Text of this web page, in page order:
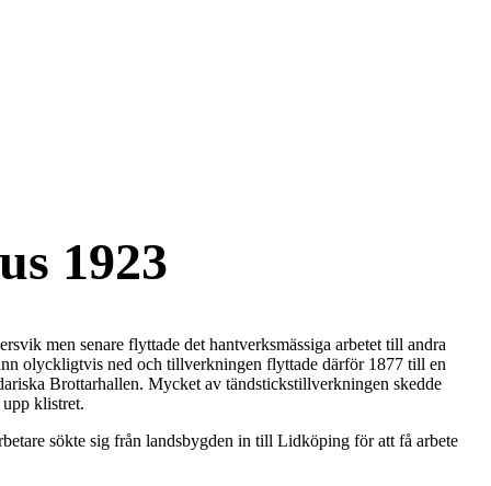
1923
men senare flyttade det hantverksmässiga arbetet till andra
olyckligtvis ned och tillverkningen flyttade därför 1877 till en
Brottarhallen. Mycket av tändstickstillverkningen skedde
klistret.
sökte sig från landsbygden in till Lidköping för att få arbete